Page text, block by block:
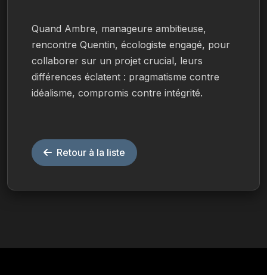
Quand Ambre, manageure ambitieuse,
rencontre Quentin, écologiste engagé, pour
collaborer sur un projet crucial, leurs
différences éclatent : pragmatisme contre
idéalisme, compromis contre intégrité.
Retour à la liste